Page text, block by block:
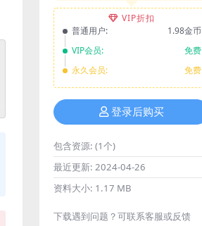
VIP折扣
普通用户:
1.98金币
VIP会员:
免费
永久会员:
免费
登录后购买
包含资源: (1个)
最近更新: 2024-04-26
资料大小: 1.17 MB
下载遇到问题？可联系客服或反馈